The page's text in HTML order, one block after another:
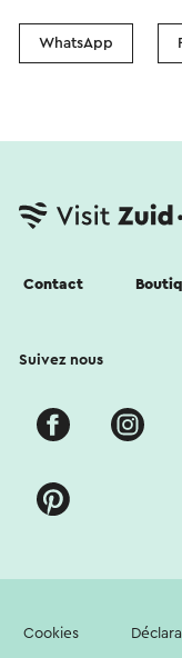
WhatsApp
Contact
Suivez nous
Cookies